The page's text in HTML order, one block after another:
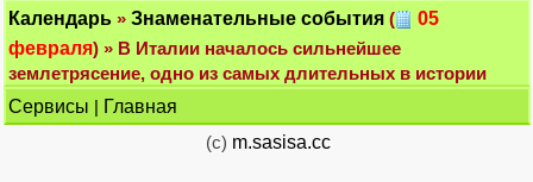
Календарь » Знаменательные события (
05
февраля) » В Италии началось сильнейшее
землетрясение, одно из самых длительных в истории
Сервисы | Главная
(c) m.sasisa.cc